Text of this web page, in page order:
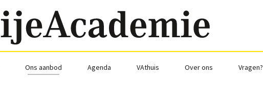
Ons aanbod Agenda VAthuis Over ons Vragen?